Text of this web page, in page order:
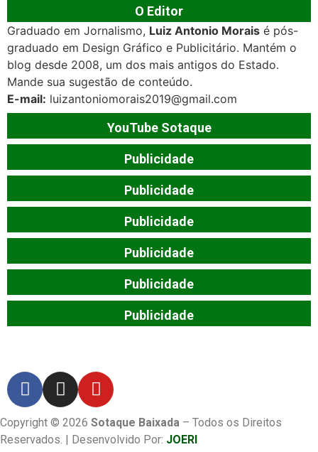
O Editor
Graduado em Jornalismo, Luiz Antonio Morais é pós-
graduado em Design Gráfico e Publicitário. Mantém o
blog desde 2008, um dos mais antigos do Estado.
Mande sua sugestão de conteúdo.
E-mail: luizantoniomorais2019@gmail.com
YouTube Sotaque
Publicidade
Publicidade
Publicidade
Publicidade
Publicidade
Publicidade
Copyright © 2026 Sotaque Baixada – Todos os Direitos
Reservados. | Desenvolvido Por: JOERI